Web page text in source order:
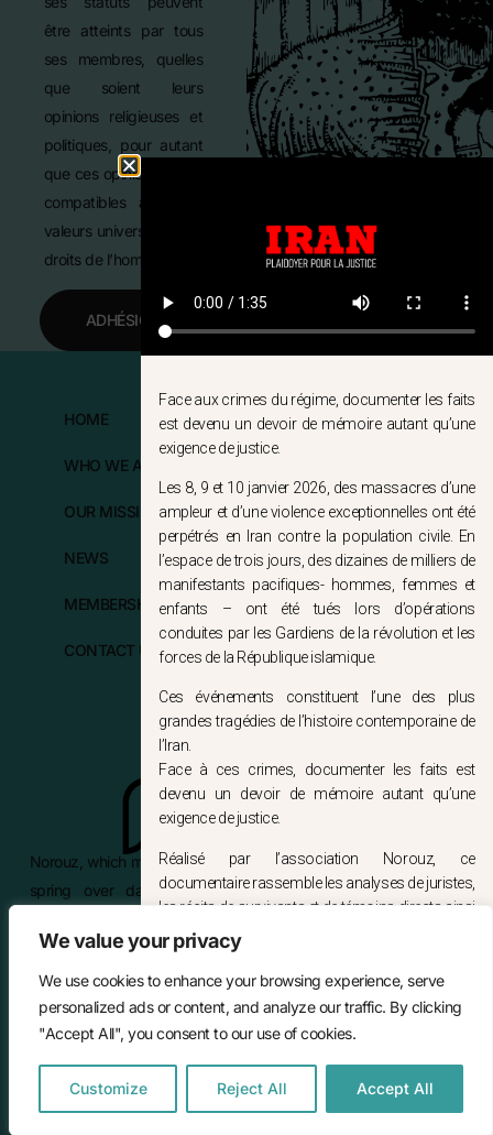
We value your privacy
We use cookies to enhance your browsing experience, serve
personalized ads or content, and analyze our traffic. By clicking
"Accept All", you consent to our use of cookies.
Customize Reject All Accept All
être atteints par tous
ses membres, quelles
que soient leurs
opinions religieuses et
politiques, pour autant
que ces opinions soient
compatibles avec les
valeurs universelles des
droits de l’homme.
ADHÉSION
Norouz, which means « new day » has celebrated the victory of
spring over darkness for three thousand years and has
and within families.
REGISTER
© 2026 All Rights Reserved.
HOME
WHO WE ARE?
OUR MISSIONS
NEWS
MEMBERSHIP
CONTACT US
FOLLOW US
Face aux crimes du régime, documenter les faits
est devenu un devoir de mémoire autant qu’une
exigence de justice.
Les 8, 9 et 10 janvier 2026, des massacres d’une
ampleur et d’une violence exceptionnelles ont été
perpétrés en Iran contre la population civile. En
l’espace de trois jours, des dizaines de milliers de
manifestants pacifiques- hommes, femmes et
enfants – ont été tués lors d’opérations
conduites par les Gardiens de la révolution et les
forces de la République islamique.
Ces événements constituent l’une des plus
grandes tragédies de l’histoire contemporaine de
l’Iran.
Face à ces crimes, documenter les faits est
devenu un devoir de mémoire autant qu’une
exigence de justice.
Réalisé par l’association Norouz, ce
documentaire rassemble les analyses de juristes,
les récits de survivants et de témoins directs ainsi
que les travaux de défenseurs des droits de
l’Homme. Il entend contribuer à la préservation
des preuves, à la mémoire des victimes et à
l’établissement de la vérité, afin que les
responsabilités puissent être un jour établies par